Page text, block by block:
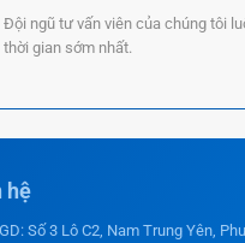
Đội ngũ tư vấn viên của chúng tôi
thời gian sớm nhất.
hệ
Số 3 Lô C2, Nam Trung Yên,